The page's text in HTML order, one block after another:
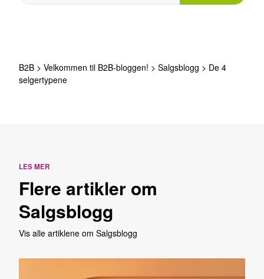
B2B > Velkommen til B2B-bloggen! > Salgsblogg > De 4
selgertypene
LES MER
Flere artikler om
Salgsblogg
Vis alle artiklene om Salgsblogg